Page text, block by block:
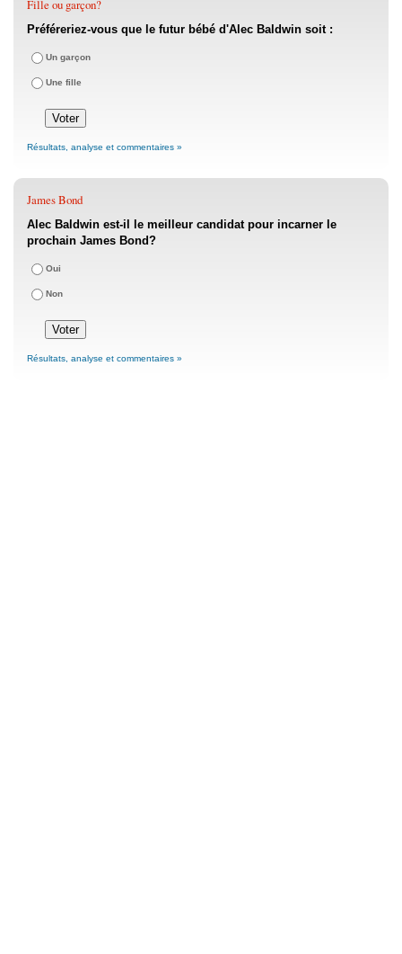
Fille ou garçon?
Préféreriez-vous que le futur bébé d'Alec Baldwin soit :
Un garçon
Une fille
Résultats, analyse et commentaires »
James Bond
Alec Baldwin est-il le meilleur candidat pour incarner le
prochain James Bond?
Oui
Non
Résultats, analyse et commentaires »